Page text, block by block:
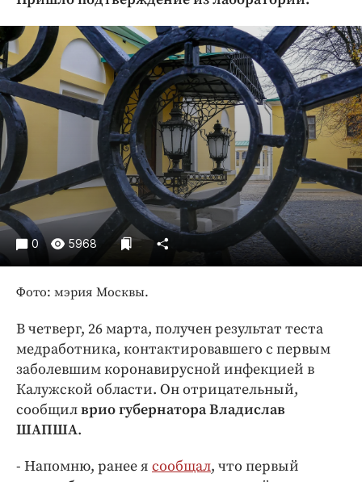
Криминал
Культура
Недвижимость и ЖКХ
Образование
Общество
Погода
Праздники
Происшествия
Экономика и бизнес
ПРОЕКТЫ
Блоги
Медиаперсона
Интересное чтиво
Клиника года
Бренд года
Работодатель года
0 5968
Фото: мэрия Москвы.
В четверг, 26 марта, получен результат теста
медработника, контактировавшего с первым
заболевшим коронавирусной инфекцией в
Калужской области. Он отрицательный,
сообщилврио губернатора Владислав
ШАПША.
- Напомню, ранее я сообщал, что первый